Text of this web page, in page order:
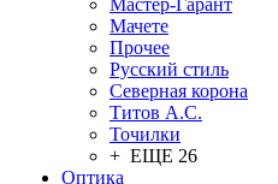
Мастер-Гарант
Мачете
Прочее
Русский стиль
Северная корона
Титов А.С.
Точилки
+ ЕЩЕ 26
Оптика